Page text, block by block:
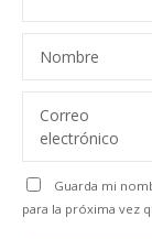
Nombre
Correo
electrónico
Guarda mi
para la próxima vez